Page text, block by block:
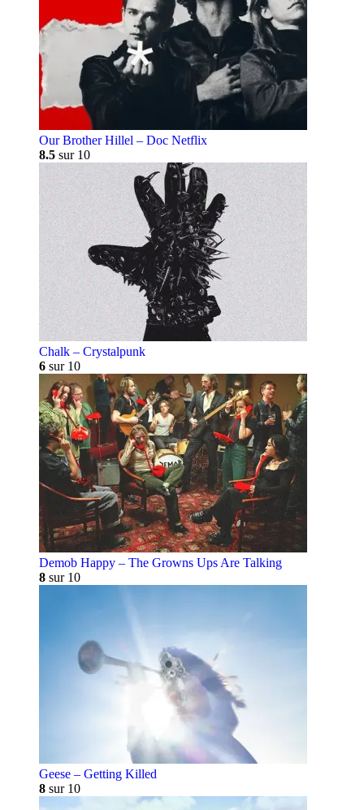
Our Brother Hillel – Doc Netflix
8.5 sur 10
Chalk – Crystalpunk
6 sur 10
Demob Happy – The Growns Ups Are Talking
8 sur 10
Geese – Getting Killed
8 sur 10